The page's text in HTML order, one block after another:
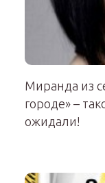
Миранда из
городе» –
ожидали!